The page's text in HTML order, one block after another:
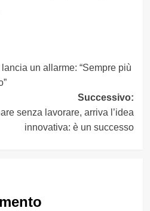
un allarme: “Sempre più
Successivo:
senza lavorare, arriva l’idea
innovativa: è un successo